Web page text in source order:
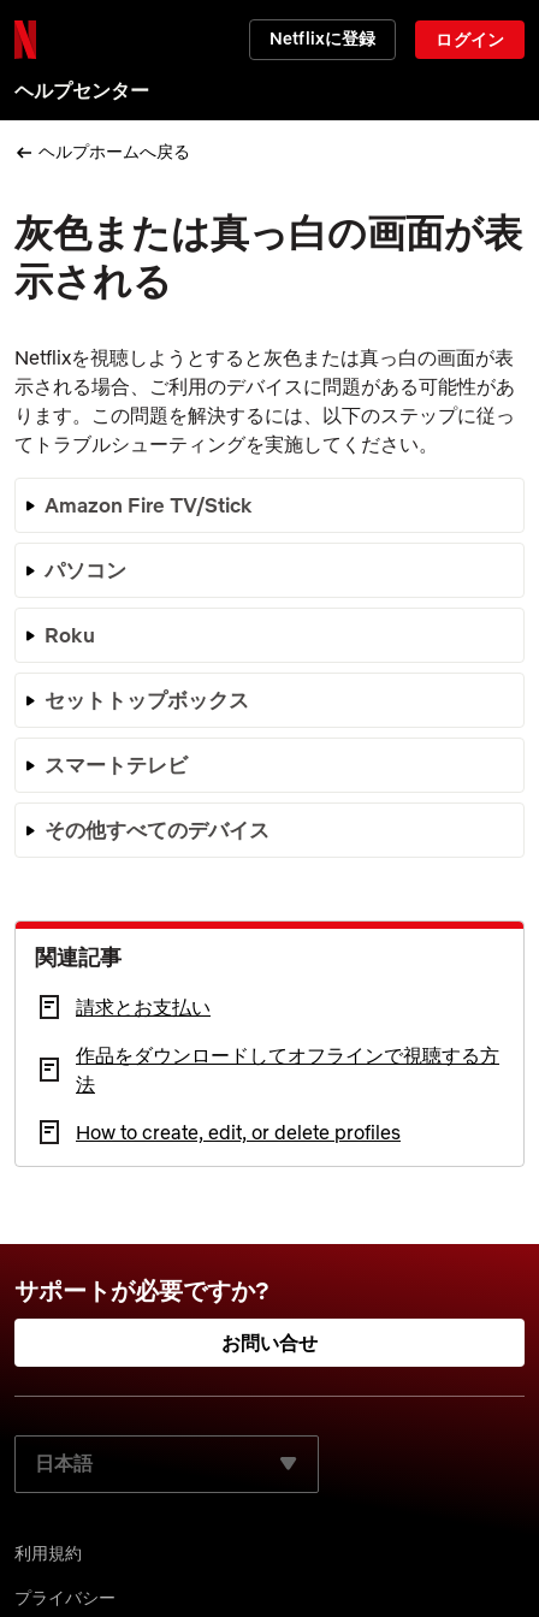
Netflixに登録 ログイン
ヘルプセンター
ヘルプホームへ戻る
灰色または真っ白の画面が表
示される
Netflixを視聴しようとすると灰色または真っ白の画面が表
示される場合、ご利用のデバイスに問題がある可能性があ
ります。この問題を解決するには、以下のステップに従っ
てトラブルシューティングを実施してください。
Amazon Fire TV/Stick
パソコン
Roku
セットトップボックス
スマートテレビ
その他すべてのデバイス
関連記事
請求とお支払い
作品をダウンロードしてオフラインで視聴する方
法
How to create, edit, or delete profiles
サポートが必要ですか?
お問い合せ
ご使用になる言語を選択してください:
利用規約
プライバシー